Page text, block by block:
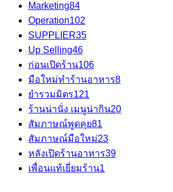
Marketing84
Operation102
SUPPLIER35
Up Selling46
ก่อนเปิดร้าน106
มือใหม่ทำร้านอาหาร8
ยำรวมมิตร121
ร้านน่านั่ง เมนูน่ากิน20
สัมภาษณ์พูดคุย81
สัมภาษณ์มือใหม่23
หลังเปิดร้านอาหาร39
เพื่อนแท้เยี่ยมร้าน1